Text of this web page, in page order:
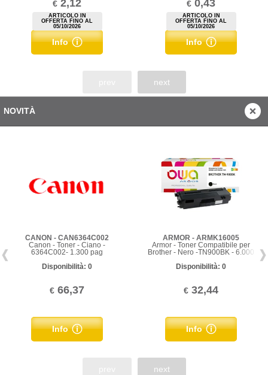
€ 2,12
ARTICOLO IN
OFFERTA FINO AL
05/10/2026
Info
€ 0,43
ARTICOLO IN
OFFERTA FINO AL
05/10/2026
Info
next
NOVITÀ
CANON - CAN6364C002
Canon - Toner - Ciano -
6364C002- 1.300 pag
Disponibilità: 0
€ 66,37
Info
ARMOR - ARMK16005
Armor - Toner Compatibile per
Brother - Nero -TN900BK - 6.000
Disponibilità: 0
€ 32,44
Info
next